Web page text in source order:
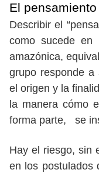
El
Describir el
como sucede en
amazónica,
grupo responde a
el origen y la
la manera cómo
forma parte, se
Hay el riesgo, sin
en los postulados